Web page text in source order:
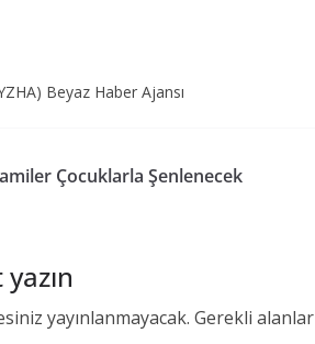
Beyaz Haber Ajansı
Çocuklarla Şenlenecek
yayınlanmayacak. Gerekli alanlar